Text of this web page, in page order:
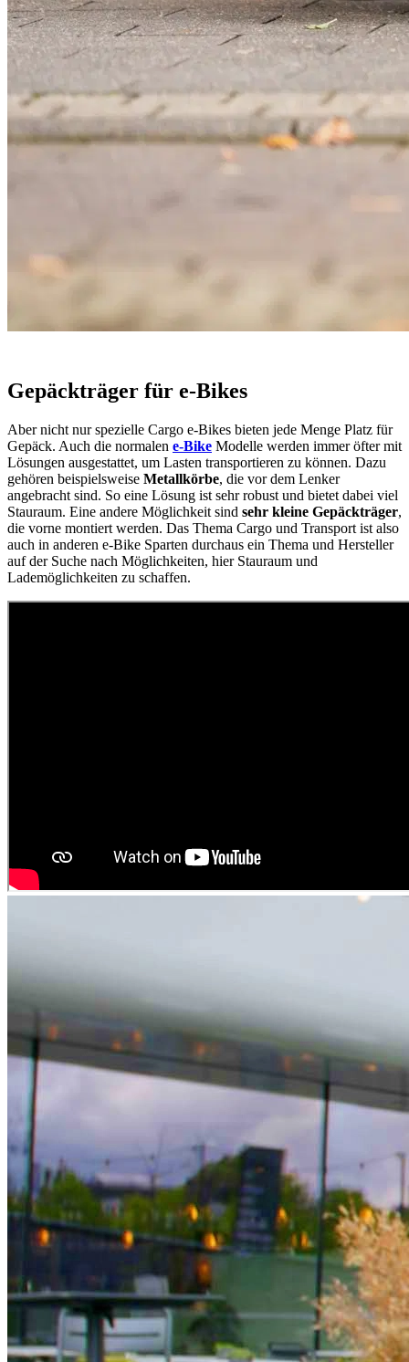
Gepäckträger für e-Bikes
Aber nicht nur spezielle Cargo e-Bikes bieten jede Menge Platz für
Gepäck. Auch die normalen e-Bike Modelle werden immer öfter mit
Lösungen ausgestattet, um Lasten transportieren zu können. Dazu
gehören beispielsweise Metallkörbe, die vor dem Lenker
angebracht sind. So eine Lösung ist sehr robust und bietet dabei viel
Stauraum. Eine andere Möglichkeit sind sehr kleine Gepäckträger,
die vorne montiert werden. Das Thema Cargo und Transport ist also
auch in anderen e-Bike Sparten durchaus ein Thema und Hersteller
auf der Suche nach Möglichkeiten, hier Stauraum und
Lademöglichkeiten zu schaffen.